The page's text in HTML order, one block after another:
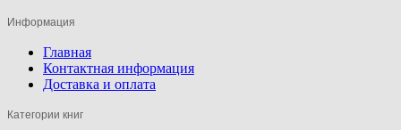
Информация
Главная
Контактная информация
Доставка и оплата
Категории книг